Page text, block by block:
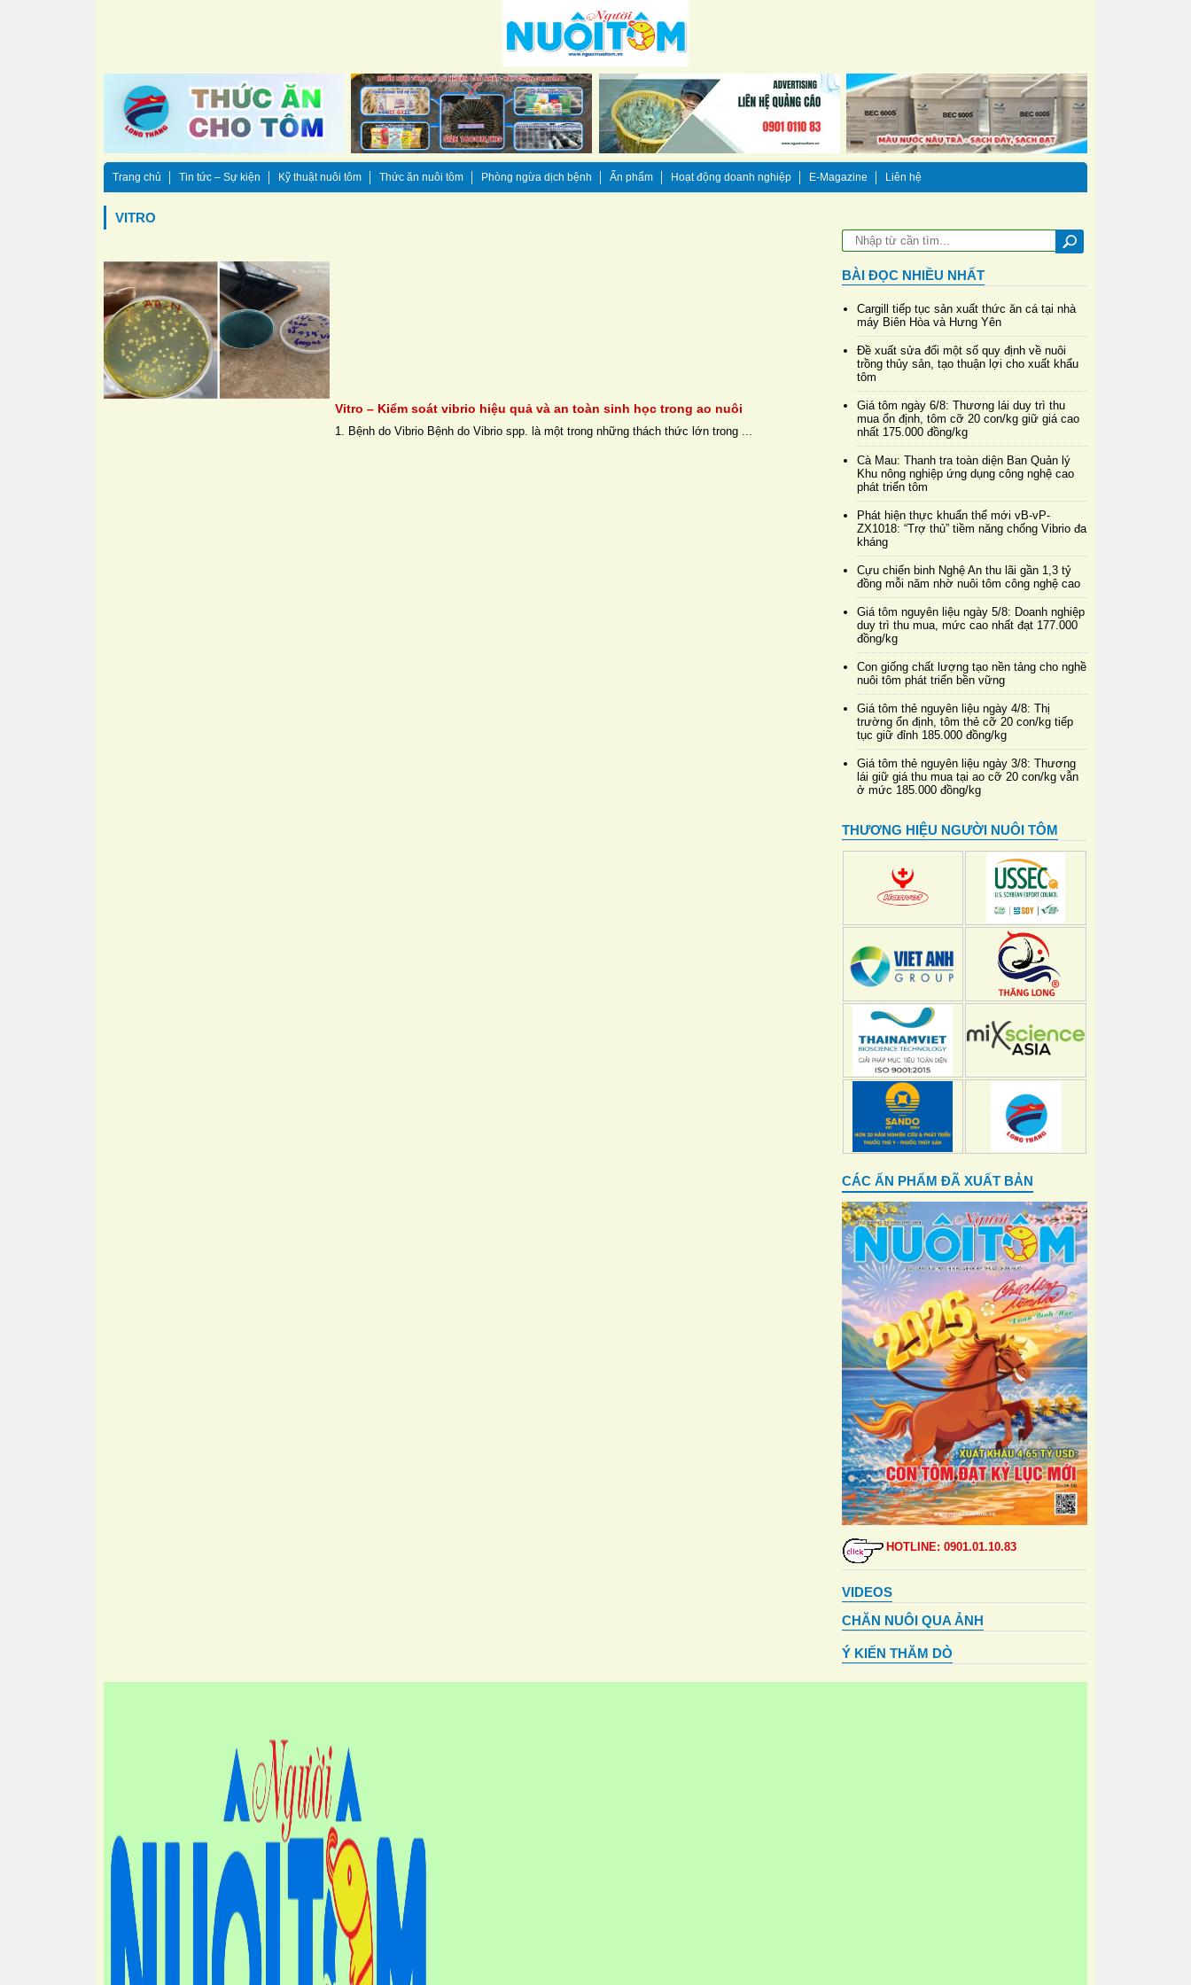
Trang chủ Tin tức – Sự kiện Kỹ thuật nuôi tôm Thức ăn nuôi tôm Phòng ngừa dịch bệnh Ấn phẩm Hoạt động doanh nghiệp E-Magazine Liên hệ
VITRO
Vitro – Kiểm soát vibrio hiệu quả và an toàn sinh học trong ao nuôi
1. Bệnh do Vibrio Bệnh do Vibrio spp. là một trong những thách thức lớn trong ...
BÀI ĐỌC NHIỀU NHẤT
Cargill tiếp tục sản xuất thức ăn cá tại nhà
máy Biên Hòa và Hưng Yên
Đề xuất sửa đổi một số quy định về nuôi
trồng thủy sản, tạo thuận lợi cho xuất khẩu
tôm
Giá tôm ngày 6/8: Thương lái duy trì thu
mua ổn định, tôm cỡ 20 con/kg giữ giá cao
nhất 175.000 đồng/kg
Cà Mau: Thanh tra toàn diện Ban Quản lý
Khu nông nghiệp ứng dụng công nghệ cao
phát triển tôm
Phát hiện thực khuẩn thể mới vB-vP-
ZX1018: “Trợ thủ” tiềm năng chống Vibrio đa
kháng
Cựu chiến binh Nghệ An thu lãi gần 1,3 tỷ
đồng mỗi năm nhờ nuôi tôm công nghệ cao
Giá tôm nguyên liệu ngày 5/8: Doanh nghiệp
duy trì thu mua, mức cao nhất đạt 177.000
đồng/kg
Con giống chất lượng tạo nền tảng cho nghề
nuôi tôm phát triển bền vững
Giá tôm thẻ nguyên liệu ngày 4/8: Thị
trường ổn định, tôm thẻ cỡ 20 con/kg tiếp
tục giữ đỉnh 185.000 đồng/kg
Giá tôm thẻ nguyên liệu ngày 3/8: Thương
lái giữ giá thu mua tại ao cỡ 20 con/kg vẫn
ở mức 185.000 đồng/kg
THƯƠNG HIỆU NGƯỜI NUÔI TÔM
CÁC ẤN PHẨM ĐÃ XUẤT BẢN
HOTLINE: 0901.01.10.83
VIDEOS
CHĂN NUÔI QUA ẢNH
Ý KIẾN THĂM DÒ